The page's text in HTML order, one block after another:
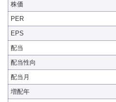
株価
PER
EPS
配当
配当性向
配当月
増配年